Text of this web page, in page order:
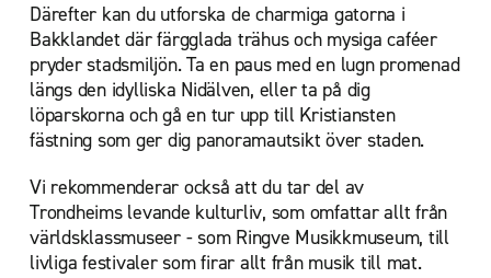
Därefter kan du utforska de charmiga gatorna i
Bakklandet där färgglada trähus och mysiga caféer
pryder stadsmiljön. Ta en paus med en lugn promenad
längs den idylliska Nidälven, eller ta på dig
löparskorna och gå en tur upp till Kristiansten
fästning som ger dig panoramautsikt över staden.
Vi rekommenderar också att du tar del av
Trondheims levande kulturliv, som omfattar allt från
världsklassmuseer - som Ringve Musikkmuseum, till
livliga festivaler som firar allt från musik till mat.